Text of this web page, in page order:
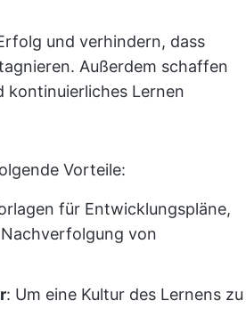
und verhindern, dass
Außerdem schaffen
kontinuierliches Lernen
Vorteile:
für Entwicklungspläne,
von
: Um eine Kultur des Lernens zu